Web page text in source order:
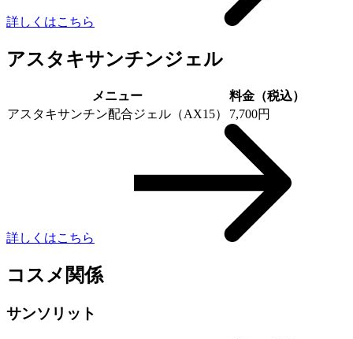
詳しくはこちら
アスタキサンチンジェル
メニュー
料金（税込）
アスタキサンチン配合ジェル（AX15）
7,700円
詳しくはこちら
コスメ関係
サンソリット